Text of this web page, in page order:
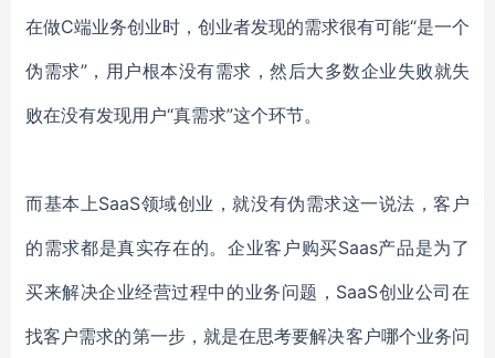
在做C端业务创业时，创业者发现的需求很有可能“是一个
伪需求”，用户根本没有需求，然后大多数企业失败就失
败在没有发现用户“真需求”这个环节。
而基本上SaaS领域创业，就没有伪需求这一说法，客户
的需求都是真实存在的。企业客户购买Saas产品是为了
买来解决企业经营过程中的业务问题，SaaS创业公司在
找客户需求的第一步，就是在思考要解决客户哪个业务问